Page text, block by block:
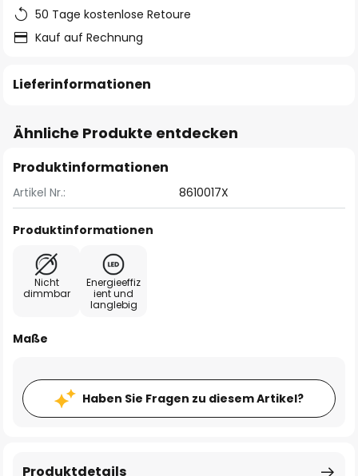
50 Tage kostenlose Retoure
Kauf auf Rechnung
Lieferinformationen
Ähnliche Produkte entdecken
Produktinformationen
Artikel Nr.: 8610017X
Produktinformationen
Nicht
dimmbar
Energieeffiz
ient und
langlebig
Maße
Haben Sie Fragen zu diesem Artikel?
Produktdetails